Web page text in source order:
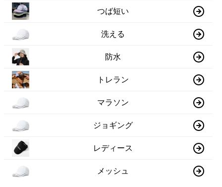
つば短い
洗える
防水
トレラン
マラソン
ジョギング
レディース
メッシュ